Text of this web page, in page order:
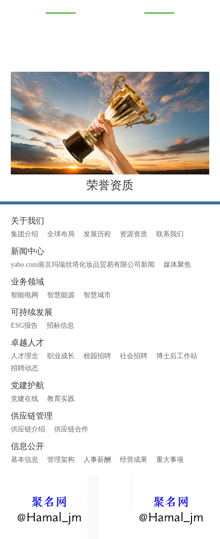
荣誉资质
关于我们
集团介绍 全球布局 发展历程 资源资质 联系我们
新闻中心
yabo.com南京玛瑞丝塔化妆品贸易有限公司新闻 媒体聚焦
业务领域
智能电网 智慧能源 智慧城市
可持续发展
ESG报告 招标信息
卓越人才
人才理念 职业成长 校园招聘 社会招聘
博士后工作站
招聘动态
党建护航
党建在线 教育实践
供应链管理
供应链介绍 供应链合作
信息公开
基本信息 管理架构 人事薪酬 经营成果 重大事项